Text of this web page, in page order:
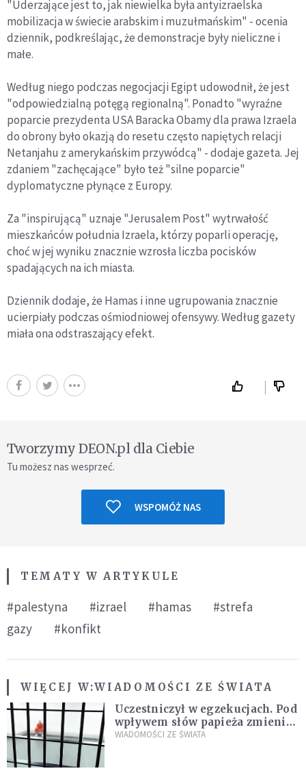
"Uderzające jest to, jak niewielka była antyizraelska
mobilizacja w świecie arabskim i muzułmańskim" - ocenia
dziennik, podkreślając, że demonstracje były nieliczne i
małe.
Według niego podczas negocjacji Egipt udowodnił, że jest
"odpowiedzialną potęgą regionalną". Ponadto "wyraźne
poparcie prezydenta USA Baracka Obamy dla prawa Izraela
do obrony było okazją do resetu często napiętych relacji
Netanjahu z amerykańskim przywódcą" - dodaje gazeta. Jej
zdaniem "zachęcające" było też "silne poparcie"
dyplomatyczne płynące z Europy.
Za "inspirującą" uznaje "Jerusalem Post" wytrwałość
mieszkańców południa Izraela, którzy poparli operację,
choć w jej wyniku znacznie wzrosła liczba pocisków
spadających na ich miasta.
Dziennik dodaje, że Hamas i inne ugrupowania znacznie
ucierpiały podczas ośmiodniowej ofensywy. Według gazety
miała ona odstraszający efekt.
Tworzymy DEON.pl dla Ciebie
Tu możesz nas wesprzeć.
WSPOMÓŻ NAS
TEMATY W ARTYKULE
#palestyna #izrael #hamas
#strefa
gazy
#konfikt
WIĘCEJ W:WIADOMOŚCI ZE ŚWIATA
Uczestniczył w egzekucjach. Pod
wpływem słów papieża zmienił
zdanie
WIADOMOŚCI ZE ŚWIATA